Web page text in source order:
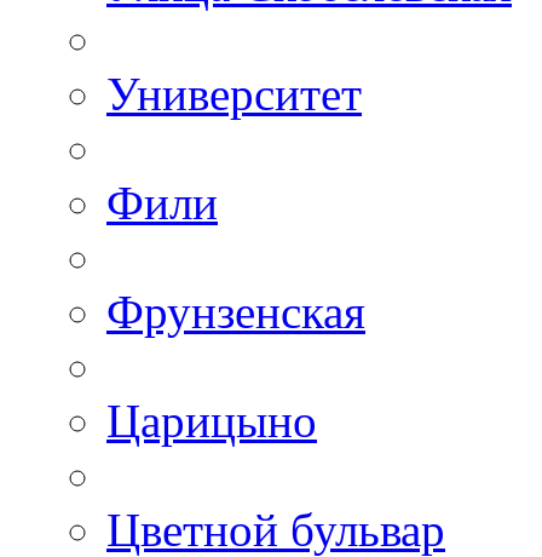
Университет
Фили
Фрунзенская
Царицыно
Цветной бульвар